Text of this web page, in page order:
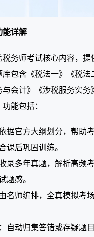
能详解
务师考试核心内容，提
包含《税法一》《税法
会计》《涉税服务实务
能包括：
据官方大纲划分，帮助
课后巩固训练。
录多年真题，解析高频
题感。
名师编排，全真模拟考
自动归集答错或存疑题